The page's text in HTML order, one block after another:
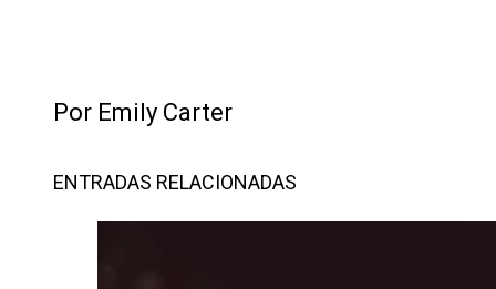
Por Emily Carter
ENTRADAS RELACIONADAS